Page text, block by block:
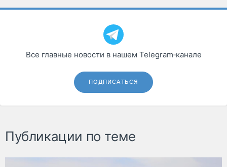
Все главные новости в нашем Telegram‑канале
ПОДПИСАТЬСЯ
Публикации по теме